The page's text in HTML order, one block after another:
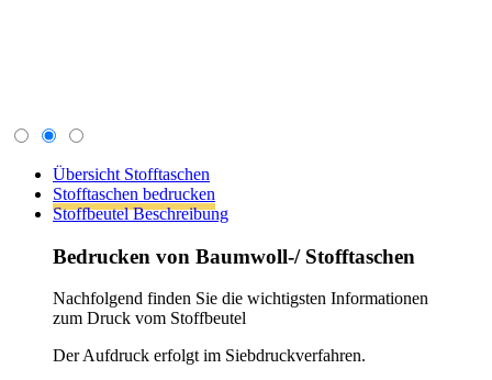
zum Druck vom Stoffbeutel
Der Aufdruck erfolgt im Siebdruckverfahren.
In unserem Shop können Sie das jeweilige Produkt,
Sie auf die Produkt-Detailseite und stellen die richtige
ist, finden Sie im Punkt "Druck". Nachdem Sie die
richtige VPE eingestellt haben, gehen Sie bei Druck
zum Beispiel "1 seitig und 1 farbig". Geben Sie dem